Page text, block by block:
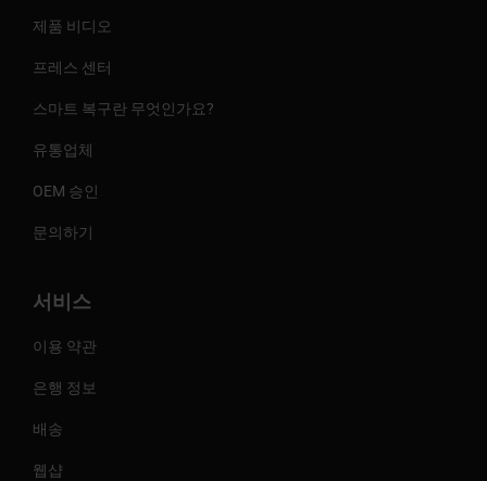
제품 비디오
프레스 센터
스마트 복구란 무엇인가요?
유통업체
OEM 승인
문의하기
서비스
이용 약관
은행 정보
배송
웹샵